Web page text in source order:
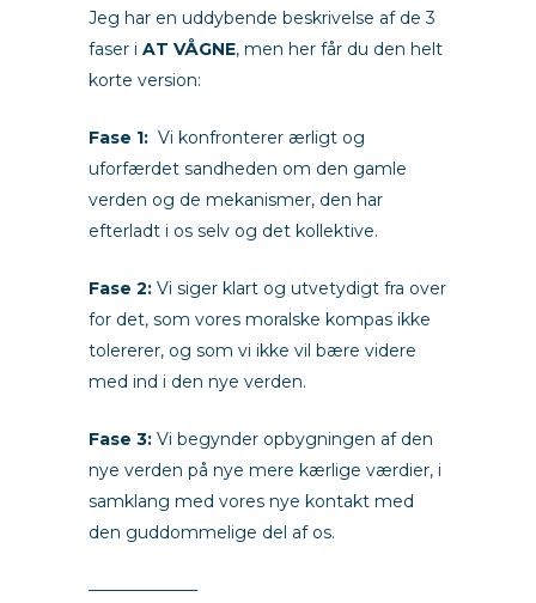
Jeg har en uddybende beskrivelse af de 3
faser i AT VÅGNE, men her får du den helt
korte version:
Fase 1: Vi konfronterer ærligt og
uforfærdet sandheden om den gamle
verden og de mekanismer, den har
efterladt i os selv og det kollektive.
Fase 2: Vi siger klart og utvetydigt fra over
for det, som vores moralske kompas ikke
tolererer, og som vi ikke vil bære videre
med ind i den nye verden.
Fase 3: Vi begynder opbygningen af den
nye verden på nye mere kærlige værdier, i
samklang med vores nye kontakt med
den guddommelige del af os.
——————–